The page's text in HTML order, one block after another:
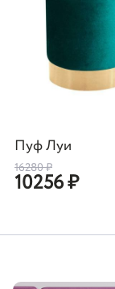
Пуф Луи
16280₽
10256₽